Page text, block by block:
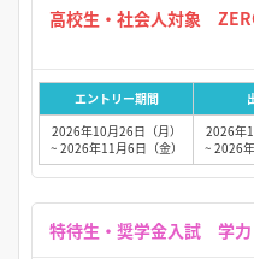
高校生・社会人対象
エントリー期間
2026年10月26日（月）
~ 2026年11月6日（金）
2026年
~ 2026